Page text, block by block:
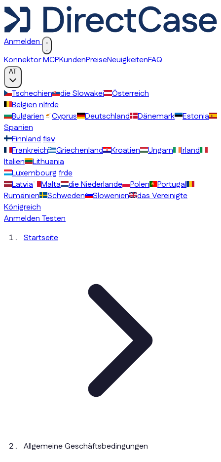
Anmelden
Konnektor MCPKundenPreiseNeuigkeitenFAQ
Tschechien die Slowakei
Österreich
Belgiennlfrde
Bulgarien
Cyprus Deutschland Dänemark
Estonia
Spanien
Finnlandfisv
Frankreich
Griechenland Kroatien Ungarn
Irland
Italien
Lithuania
Luxembourg frde
Latvia
Malta die Niederlande Polen
Portugal
Rumänien
Schweden Slowenien
das Vereinigte
Königreich
AnmeldenTesten
Startseite
Allgemeine Geschäftsbedingungen